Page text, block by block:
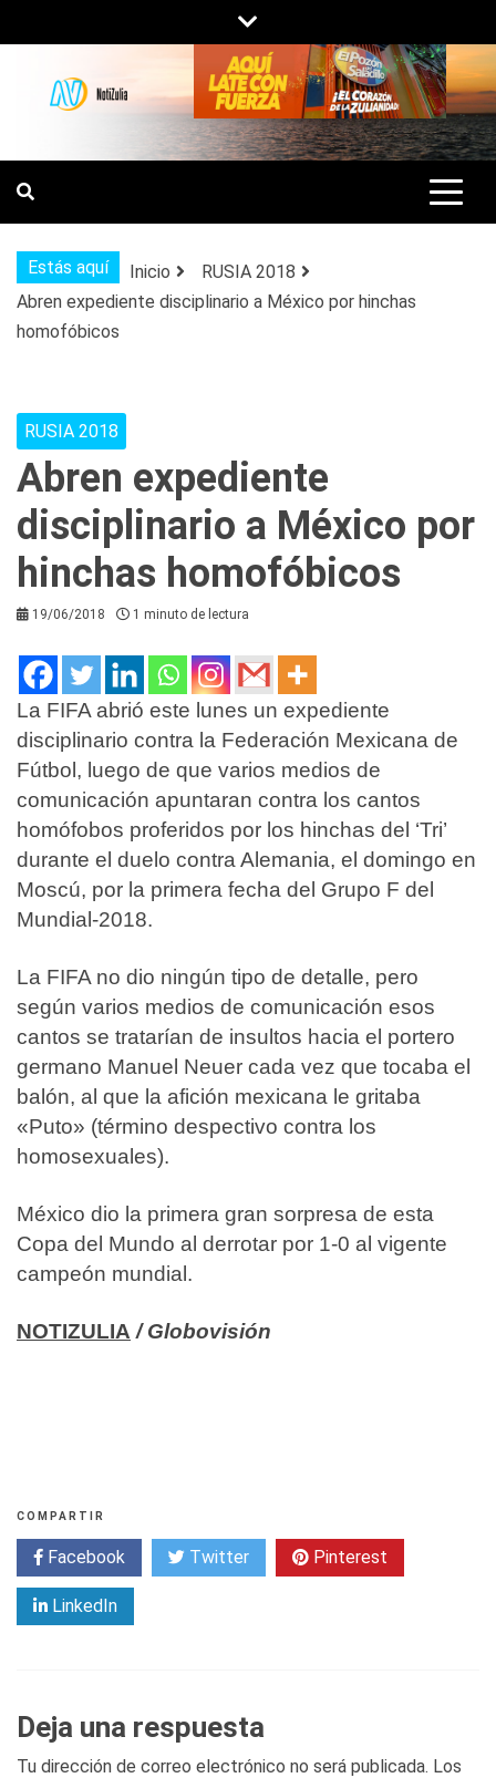
al
contenido
NOTIZULIA
NOTICIAS DEL ZULIA, VENEZUELA Y
DE INTERÉS GENERAL.
Estás aquí Inicio
RUSIA 2018
Abren expediente disciplinario a México por hinchas
homofóbicos
RUSIA 2018
Abren expediente
disciplinario a México por
hinchas homofóbicos
19/06/2018 1 minuto de lectura
La FIFA abrió este lunes un expediente
disciplinario contra la Federación Mexicana de
Fútbol, luego de que varios medios de
comunicación apuntaran contra los cantos
homófobos proferidos por los hinchas del ‘Tri’
durante el duelo contra Alemania, el domingo en
Moscú, por la primera fecha del Grupo F del
Mundial-2018.
La FIFA no dio ningún tipo de detalle, pero
según varios medios de comunicación esos
cantos se tratarían de insultos hacia el portero
germano Manuel Neuer cada vez que tocaba el
balón, al que la afición mexicana le gritaba
«Puto» (término despectivo contra los
homosexuales).
México dio la primera gran sorpresa de esta
Copa del Mundo al derrotar por 1-0 al vigente
campeón mundial.
NOTIZULIA / Globovisión
COMPARTIR
Facebook Twitter Pinterest
LinkedIn
Deja una respuesta
Tu dirección de correo electrónico no será publicada. Los